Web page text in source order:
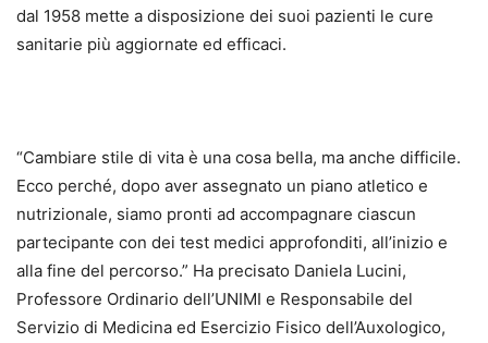
dal 1958 mette a disposizione dei suoi pazienti le cure
sanitarie più aggiornate ed efficaci.
“Cambiare stile di vita è una cosa bella, ma anche difficile.
Ecco perché, dopo aver assegnato un piano atletico e
nutrizionale, siamo pronti ad accompagnare ciascun
partecipante con dei test medici approfonditi, all’inizio e
alla fine del percorso.” Ha precisato Daniela Lucini,
Professore Ordinario dell’UNIMI e Responsabile del
Servizio di Medicina ed Esercizio Fisico dell’Auxologico,